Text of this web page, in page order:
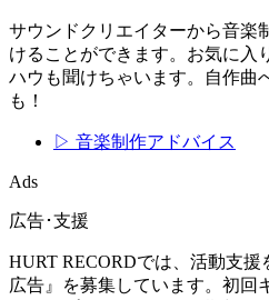
サウンドクリエイターから音楽
けることができます。お気に入
ハウも聞けちゃいます。自作曲
も！
▷ 音楽制作アドバイス
Ads
広告･支援
HURT RECORDでは、活動支
広告』を募集しています。初回